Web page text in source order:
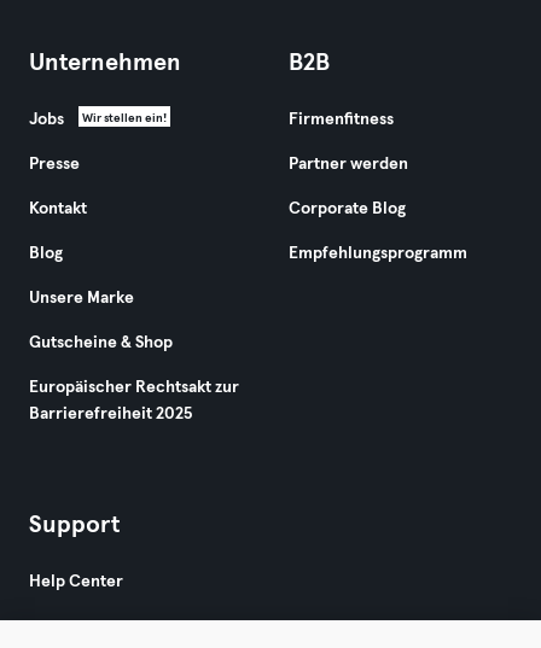
Unternehmen
Jobs Wir stellen ein!
Presse
Kontakt
Blog
Unsere Marke
Gutscheine & Shop
Europäischer Rechtsakt zur
Barrierefreiheit 2025
B2B
Firmenfitness
Partner werden
Corporate Blog
Empfehlungsprogramm
Support
Help Center